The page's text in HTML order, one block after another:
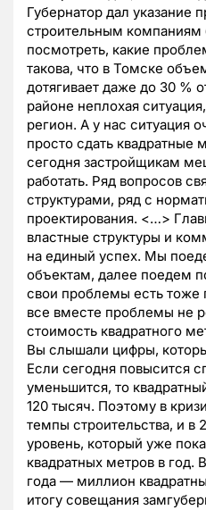
Губернатор дал указание
строительным компаниям
посмотреть, какие
такова, что в Томске
дотягивает даже до 30 %
районе неплохая
регион. А у нас ситуация
просто сдать квадратные
сегодня застройщикам
работать. Ряд вопросов
структурами, ряд с
проектирования. <…>
властные структуры и
на единый успех. Мы
объектам, далее поедем
свои проблемы есть тоже
все вместе проблемы не
стоимость квадратного
Вы слышали цифры,
Если сегодня повысится
уменьшится, то
120 тысяч. Поэтому в
темпы строительства, и в
уровень, который уже
квадратных метров в год.
года — миллион
итогу совещания